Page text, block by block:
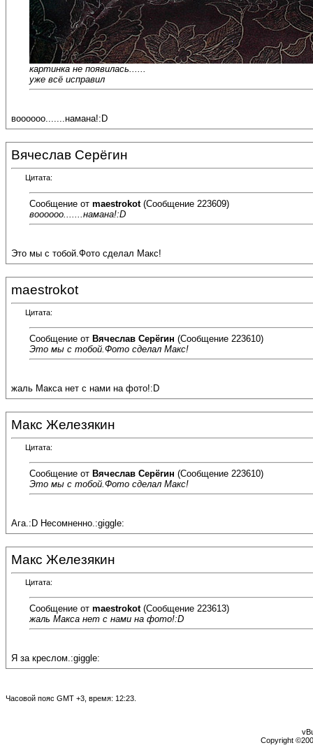
картинка не появилась......
уже всё исправил
воооооо.......намана!:D
Вячеслав Серёгин
Цитата:
Сообщение от maestrokot(Сообщение 223609)
воооооо.......намана!:D
Это мы с тобой.Фото сделал Макс!
maestrokot
Цитата:
Сообщение от Вячеслав Серёгин (Сообщение 223610)
Это мы с тобой.Фото сделал Макс!
жаль Макса нет с нами на фото!:D
Макс Железякин
Цитата:
Сообщение от Вячеслав Серёгин (Сообщение 223610)
Это мы с тобой.Фото сделал Макс!
Ага.:D Несомненно.:giggle:
Макс Железякин
Цитата:
Сообщение от maestrokot(Сообщение 223613)
жаль Макса нет с нами на фото!:D
Я за креслом.:giggle:
Часовой пояс GMT +3, время: 12:23
Copyright